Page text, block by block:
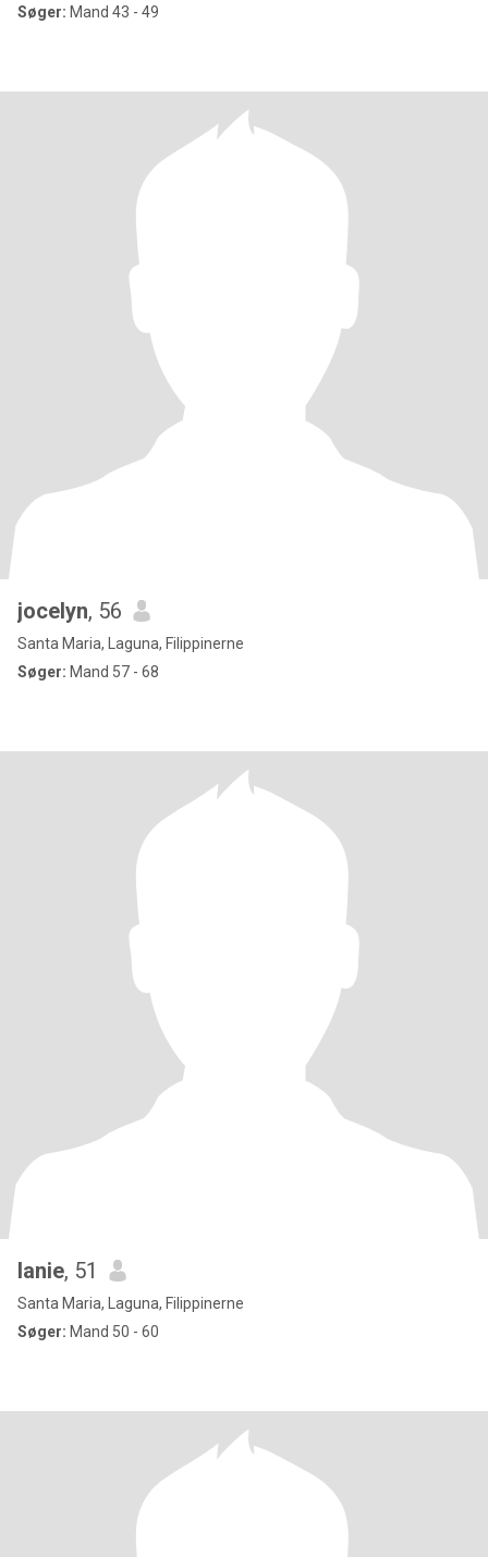
Søger: Mand 43 - 49
jocelyn, 56
Santa Maria, Laguna, Filippinerne
Søger: Mand 57 - 68
lanie, 51
Santa Maria, Laguna, Filippinerne
Søger: Mand 50 - 60